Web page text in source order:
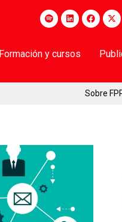
Formación y cursos
Sobre